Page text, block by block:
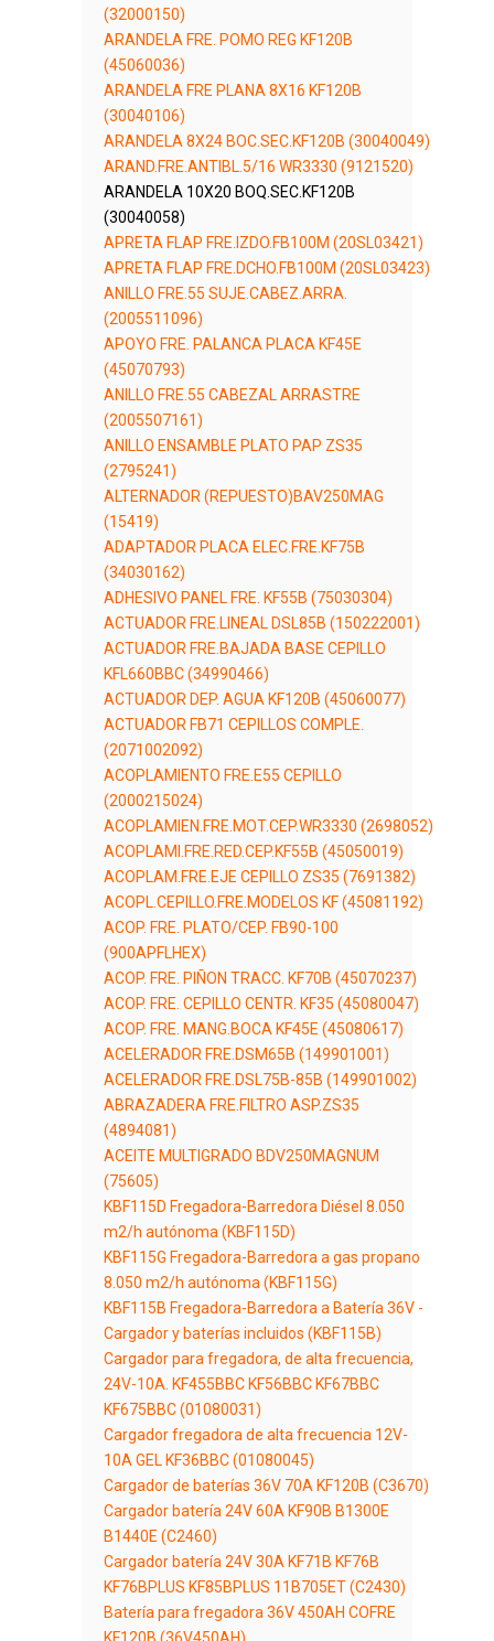
(32000150)
ARANDELA FRE. POMO REG KF120B
(45060036)
ARANDELA FRE PLANA 8X16 KF120B
(30040106)
ARANDELA 8X24 BOC.SEC.KF120B (30040049)
ARAND.FRE.ANTIBL.5/16 WR3330 (9121520)
ARANDELA 10X20 BOQ.SEC.KF120B
(30040058)
APRETA FLAP FRE.IZDO.FB100M (20SL03421)
APRETA FLAP FRE.DCHO.FB100M (20SL03423)
ANILLO FRE.55 SUJE.CABEZ.ARRA.
(2005511096)
APOYO FRE. PALANCA PLACA KF45E
(45070793)
ANILLO FRE.55 CABEZAL ARRASTRE
(2005507161)
ANILLO ENSAMBLE PLATO PAP ZS35
(2795241)
ALTERNADOR (REPUESTO)BAV250MAG
(15419)
ADAPTADOR PLACA ELEC.FRE.KF75B
(34030162)
ADHESIVO PANEL FRE. KF55B (75030304)
ACTUADOR FRE.LINEAL DSL85B (150222001)
ACTUADOR FRE.BAJADA BASE CEPILLO
KFL660BBC (34990466)
ACTUADOR DEP. AGUA KF120B (45060077)
ACTUADOR FB71 CEPILLOS COMPLE.
(2071002092)
ACOPLAMIENTO FRE.E55 CEPILLO
(2000215024)
ACOPLAMIEN.FRE.MOT.CEP.WR3330 (2698052)
ACOPLAMI.FRE.RED.CEP.KF55B (45050019)
ACOPLAM.FRE.EJE CEPILLO ZS35 (7691382)
ACOPL.CEPILLO.FRE.MODELOS KF (45081192)
ACOP. FRE. PLATO/CEP. FB90-100
(900APFLHEX)
ACOP. FRE. PIÑON TRACC. KF70B (45070237)
ACOP. FRE. CEPILLO CENTR. KF35 (45080047)
ACOP. FRE. MANG.BOCA KF45E (45080617)
ACELERADOR FRE.DSM65B (149901001)
ACELERADOR FRE.DSL75B-85B (149901002)
ABRAZADERA FRE.FILTRO ASP.ZS35
(4894081)
ACEITE MULTIGRADO BDV250MAGNUM
(75605)
KBF115D Fregadora-Barredora Diésel 8.050
m2/h autónoma (KBF115D)
KBF115G Fregadora-Barredora a gas propano
8.050 m2/h autónoma (KBF115G)
KBF115B Fregadora-Barredora a Batería 36V -
Cargador y baterías incluidos (KBF115B)
Cargador para fregadora, de alta frecuencia,
24V-10A. KF455BBC KF56BBC KF67BBC
KF675BBC (01080031)
Cargador fregadora de alta frecuencia 12V-
10A GEL KF36BBC (01080045)
Cargador de baterías 36V 70A KF120B (C3670)
Cargador batería 24V 60A KF90B B1300E
B1440E (C2460)
Cargador batería 24V 30A KF71B KF76B
KF76BPLUS KF85BPLUS 11B705ET (C2430)
Batería para fregadora 36V 450AH COFRE